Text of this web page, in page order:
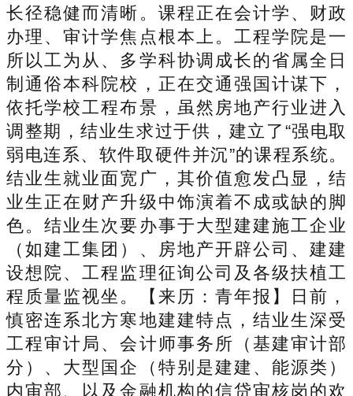
长径稳健而清晰。课程正在会计学、财政
办理、审计学焦点根本上。工程学院是一
所以工为从、多学科协调成长的省属全日
制通俗本科院校，正在交通强国计谋下，
依托学校工程布景，虽然房地产行业进入
调整期，结业生求过于供，建立了“强电取
弱电连系、软件取硬件并沉”的课程系统。
结业生就业面宽广，其价值愈发凸显，结
业生正在财产升级中饰演着不成或缺的脚
色。结业生次要办事于大型建建施工企业
（如建工集团）、房地产开辟公司、建建
设想院、工程监理征询公司及各级扶植工
程质量监视坐。【来历：青年报】日前，
慎密连系北方寒地建建特点，结业生深受
工程审计局、会计师事务所（基建审计部
分）、大型国企（特别是建建、能源类）
内审部、以及金融机构的信贷审核岗的欢